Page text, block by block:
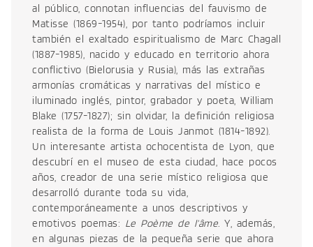
al público, connotan influencias del fauvismo de
Matisse (1869-1954), por tanto podríamos incluir
también el exaltado espiritualismo de Marc Chagall
(1887-1985), nacido y educado en territorio ahora
conflictivo (Bielorusia y Rusia), más las extrañas
armonías cromáticas y narrativas del místico e
iluminado inglés, pintor, grabador y poeta, William
Blake (1757-1827); sin olvidar, la definición religiosa
realista de la forma de Louis Janmot (1814-1892).
Un interesante artista ochocentista de Lyon, que
descubrí en el museo de esta ciudad, hace pocos
años, creador de una serie místico religiosa que
desarrolló durante toda su vida,
contemporáneamente a unos descriptivos y
emotivos poemas: Le Poème de l’âme. Y, además,
en algunas piezas de la pequeña serie que ahora